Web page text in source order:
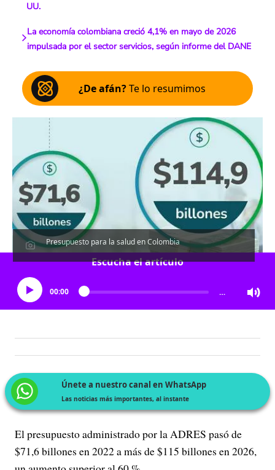
UU.
La economía colombiana creció 4,1% en mayo de 2026
impulsada por el sector servicios, según informe del DANE
¿De afán?Te lo resumimos
Presupuesto para la salud en Colombia
Escucha el artículo
00:00 …
Únete a nuestro canal en WhatsApp
Las noticias más importantes, al instante
El presupuesto administrado por la ADRES pasó de
$71,6 billones en 2022 a más de $115 billones en 2026,